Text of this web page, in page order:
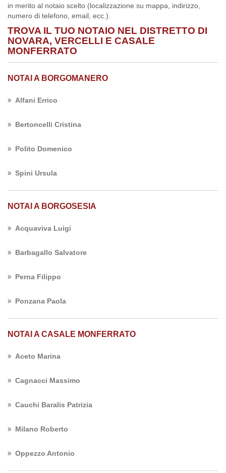
in merito al notaio scelto (localizzazione su mappa, indirizzo,
numero di telefono, email, ecc.).
TROVA IL TUO NOTAIO NEL DISTRETTO DI
NOVARA, VERCELLI E CASALE
MONFERRATO
NOTAI A BORGOMANERO
Alfani Errico
Bertoncelli Cristina
Polito Domenico
Spini Ursula
NOTAI A BORGOSESIA
Acquaviva Luigi
Barbagallo Salvatore
Perna Filippo
Ponzana Paola
NOTAI A CASALE MONFERRATO
Aceto Marina
Cagnacci Massimo
Cauchi Baralis Patrizia
Milano Roberto
Oppezzo Antonio